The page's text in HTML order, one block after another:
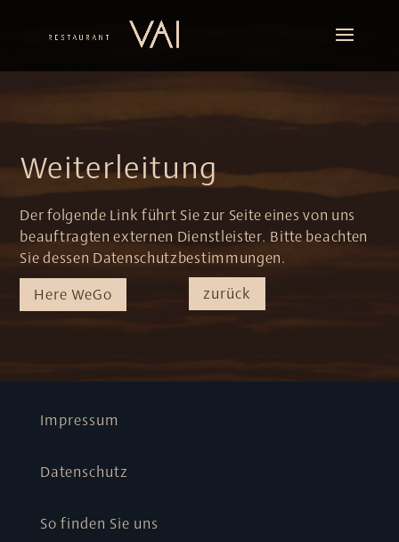
Weiterleitung
Der folgende Link führt Sie zur Seite eines von uns
beauftragten externen Dienstleister. Bitte beachten
Sie dessen Datenschutzbestimmungen.
Here WeGo zurück
Impressum
Datenschutz
So finden Sie uns